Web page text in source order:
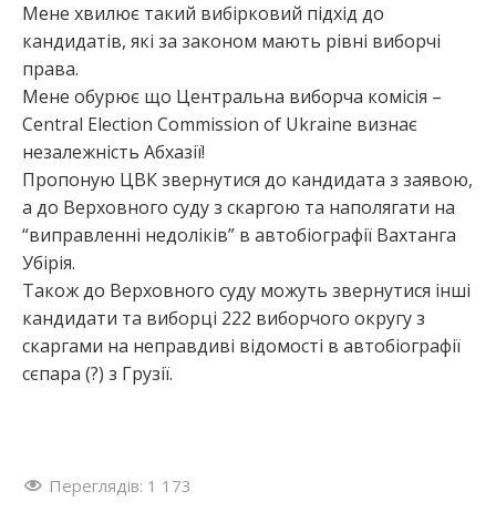
Мене хвилює такий вибірковий підхід до
кандидатів, які за законом мають рівні виборчі
права.
Мене обурює що Центральна виборча комісія –
Central Election Commission of Ukraine визнає
незалежність Абхазії!
Пропоную ЦВК звернутися до кандидата з заявою,
а до Верховного суду з скаргою та наполягати на
“виправленні недоліків” в автобіографії Вахтанга
Убірія.
Також до Верховного суду можуть звернутися інші
кандидати та виборці 222 виборчого округу з
скаргами на неправдиві відомості в автобіографії
сєпара (?) з Грузії.
Переглядів: 1 173